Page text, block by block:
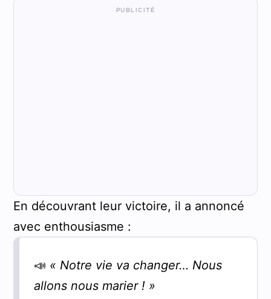
En découvrant leur victoire, il a annoncé
avec enthousiasme :
📣 « Notre vie va changer… Nous
allons nous marier ! »